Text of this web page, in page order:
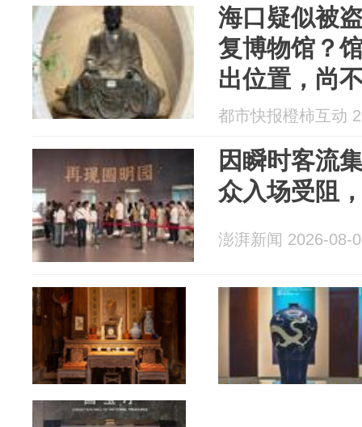
海口疑似被
复博物馆？
出位置，尚
内展出，目
最终结论
都市快报橙柿互动
因瞬时客流
众入场受阻
澎湃新闻 2026-08-